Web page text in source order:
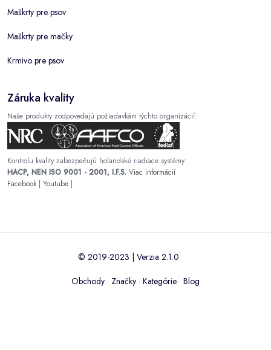
Maškrty pre psov
Maškrty pre mačky
Krmivo pre psov
Záruka kvality
Naše produkty zodpovedajú požiadavkám týchto organizácií:
Kontrolu kvality zabezpečujú holandské riadiace systémy:
HACP, NEN ISO 9001 - 2001, I.F.S. Viac informácií
Facebook| Youtube |
© 2019-2023 | Verzia 2.1.0
Obchody · Značky · Kategórie · Blog